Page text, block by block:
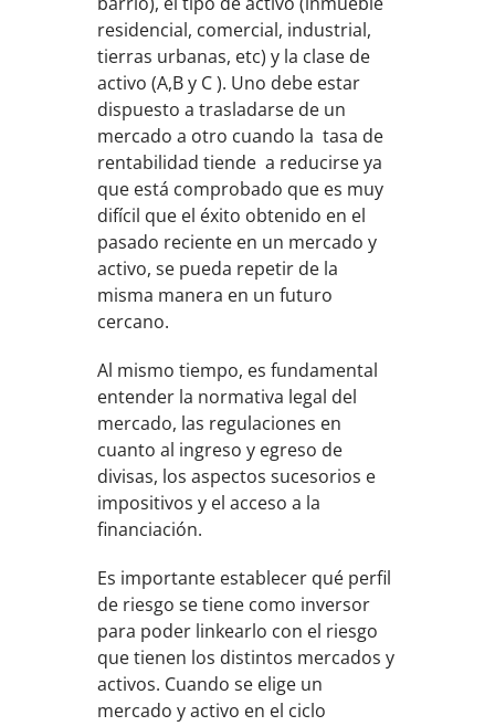
residencial, comercial, industrial,
tierras urbanas, etc) y la clase de
activo (A,B y C ). Uno debe estar
dispuesto a trasladarse de un
mercado a otro cuando la tasa de
rentabilidad tiende a reducirse ya
que está comprobado que es muy
difícil que el éxito obtenido en el
pasado reciente en un mercado y
activo, se pueda repetir de la
misma manera en un futuro
cercano.
Al mismo tiempo, es fundamental
entender la normativa legal del
mercado, las regulaciones en
cuanto al ingreso y egreso de
divisas, los aspectos sucesorios e
impositivos y el acceso a la
financiación.
Es importante establecer qué perfil
de riesgo se tiene como inversor
para poder linkearlo con el riesgo
que tienen los distintos mercados y
activos. Cuando se elige un
mercado y activo en el ciclo